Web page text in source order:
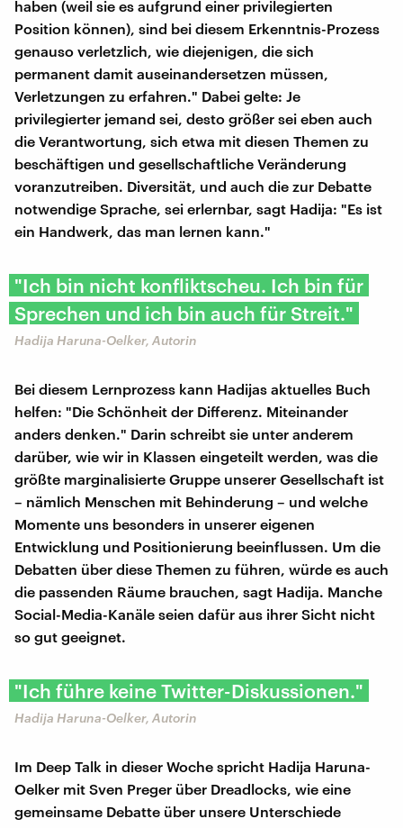
haben (weil sie es aufgrund einer privilegierten
Position können), sind bei diesem Erkenntnis-Prozess
genauso verletzlich, wie diejenigen, die sich
permanent damit auseinandersetzen müssen,
Verletzungen zu erfahren." Dabei gelte: Je
privilegierter jemand sei, desto größer sei eben auch
die Verantwortung, sich etwa mit diesen Themen zu
beschäftigen und gesellschaftliche Veränderung
voranzutreiben. Diversität, und auch die zur Debatte
notwendige Sprache, sei erlernbar, sagt Hadija: "Es ist
ein Handwerk, das man lernen kann."
"Ich bin nicht konfliktscheu. Ich bin für
Sprechen und ich bin auch für Streit."
Hadija Haruna-Oelker, Autorin
Bei diesem Lernprozess kann Hadijas aktuelles Buch
helfen: "Die Schönheit der Differenz. Miteinander
anders denken." Darin schreibt sie unter anderem
darüber, wie wir in Klassen eingeteilt werden, was die
größte marginalisierte Gruppe unserer Gesellschaft ist
– nämlich Menschen mit Behinderung – und welche
Momente uns besonders in unserer eigenen
Entwicklung und Positionierung beeinflussen. Um die
Debatten über diese Themen zu führen, würde es auch
die passenden Räume brauchen, sagt Hadija. Manche
Social-Media-Kanäle seien dafür aus ihrer Sicht nicht
so gut geeignet.
"Ich führe keine Twitter-Diskussionen."
Hadija Haruna-Oelker, Autorin
Im Deep Talk in dieser Woche spricht Hadija Haruna-
Oelker mit Sven Preger über Dreadlocks, wie eine
gemeinsame Debatte über unsere Unterschiede